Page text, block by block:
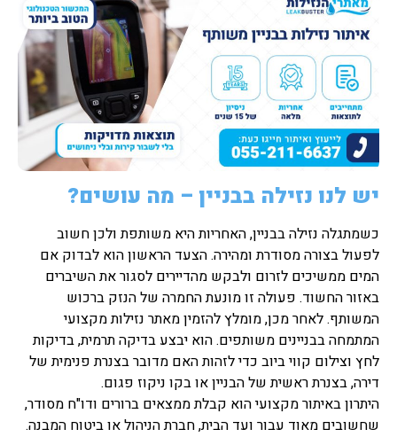
יש לנו נזילה בבניין – מה עושים?
כשמתגלה נזילה בבניין, האחריות היא משותפת ולכן חשוב
לפעול בצורה מסודרת ומהירה. הצעד הראשון הוא לבדוק אם
המים ממשיכים לזרום ולבקש מהדיירים לסגור את השיברים
באזור החשוד. פעולה זו מונעת החמרה של הנזק ברכוש
המשותף. לאחר מכן, מומלץ להזמין מאתר נזילות מקצועי
המתמחה בבניינים משותפים. הוא יבצע בדיקה תרמית, בדיקות
לחץ וצילום קווי ביוב כדי לזהות האם מדובר בצנרת פנימית של
דירה, בצנרת ראשית של הבניין או בקו ניקוז פגום.
היתרון באיתור מקצועי הוא קבלת ממצאים ברורים ודו"ח מסודר,
שחשובים מאוד עבור ועד הבית, חברת הניהול או ביטוח המבנה.